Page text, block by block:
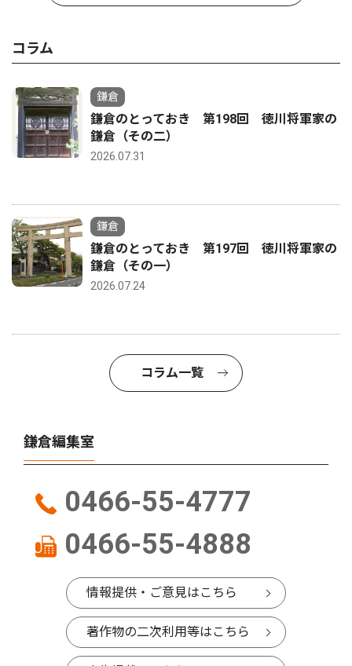
コラム
鎌倉
鎌倉のとっておき 第198回 徳川将軍家の
鎌倉（その二）
2026.07.31
鎌倉
鎌倉のとっておき 第197回 徳川将軍家の
鎌倉（その一）
2026.07.24
コラム一覧
鎌倉編集室
0466-55-4777
0466-55-4888
情報提供・ご意見はこちら
著作物の二次利用等はこちら